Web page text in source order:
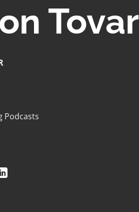
Tovar
Podcasts